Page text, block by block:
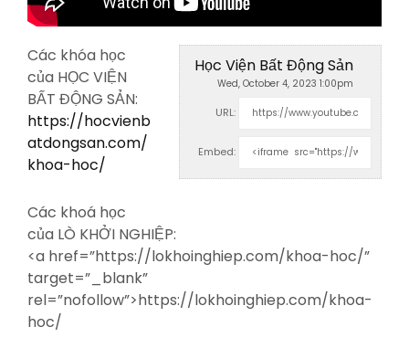
Học Viện Bất Động Sản
Wed, October 4, 2023 1:00pm
URL:
Embed:
Các khóa học
của HỌC VIỆN
BẤT ĐỘNG SẢN:
https://hocvienb
atdongsan.com/
khoa-hoc/
Các khoá học
của LÒ KHỞI NGHIỆP:
<a href=”https://lokhoinghiep.com/khoa-hoc/”
target=”_blank”
rel=”nofollow”>https://lokhoinghiep.com/khoa-
hoc/